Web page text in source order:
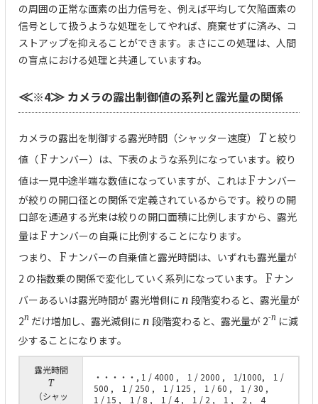
の周囲の正常な画素の出力信号を、例えば平均して欠陥画素の
信号として扱うような処理をしてやれば、廃棄せずに済み、コ
ストアップを抑えることができます。まさにこの処理は、人間
の盲点における処理と共通していますね。
≪※4≫ カメラの露出制御値の系列と露光量の関係
カメラの露出を制御する露光時間（シャッター速度） Tと絞り
値（F ナンバー）は、下表のような系列になっています。絞り
値は一見中途半端な数値になっていますが、これはF ナンバー
が絞りの開口径との関係で定義されているからです。絞りの開
口部を通過する光束は絞りの開口面積に比例しますから、露光
量はF ナンバーの自乗に比例することになります。
つまり、 F ナンバーの自乗値と露光時間は、いずれも露光量が
2 の指数乗の関係で変化していく系列になっています。 F ナン
バーあるいは露光時間が 露光増側に n 段階変わると、露光量が
2n だけ増加し、露光減側に n 段階変わると、露光量が 2-n に減
少することになります。
露光時間
T
（シャッ
・・・・・, 1 / 4000 , 1 / 2000 , 1/1000, 1 /
500 , 1 / 250 , 1 / 125 , 1 / 60 , 1 / 30 ,
1 / 15 , 1 / 8 , 1 / 4 , 1 / 2 , 1 , 2 , 4